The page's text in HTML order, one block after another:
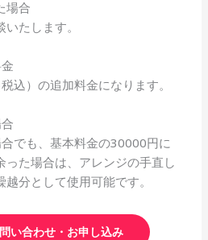
場合
たします。
込）の追加料金になります。
でも、基本料金の30000円に
った場合は、アレンジの手直し
分として使用可能です。
い合わせ・お申し込み